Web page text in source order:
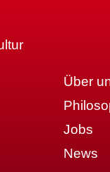
Über
Jobs
News